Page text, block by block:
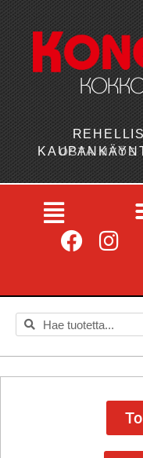
OSTA MYÖS